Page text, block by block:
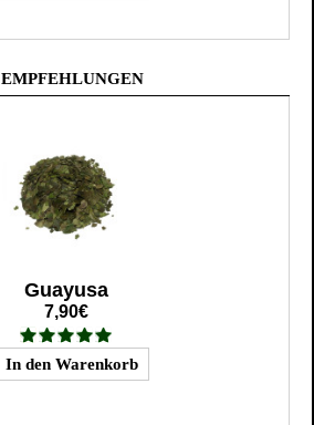
EMPFEHLUNGEN
Guayusa
7,90€